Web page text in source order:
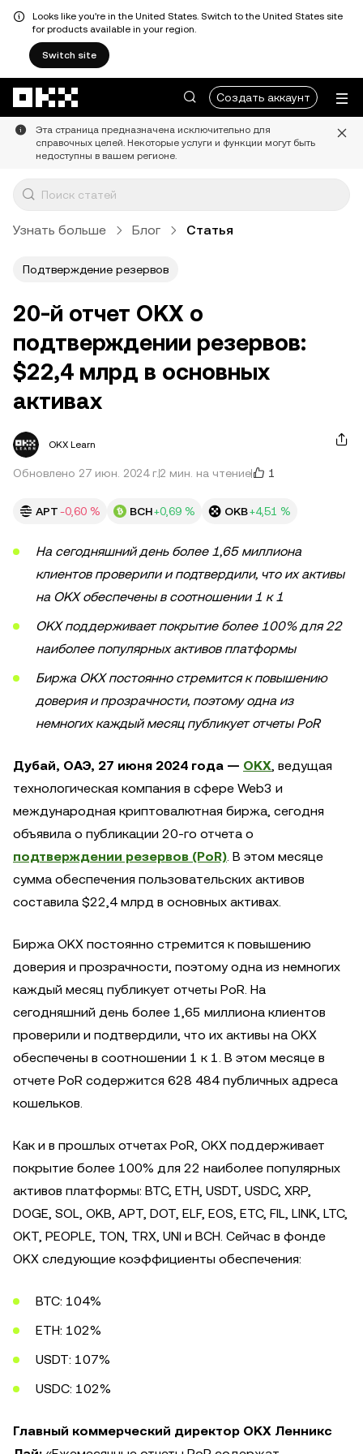
Looks like you're in the United States. Switch to the United States site
for products available in your region.
Switch site
Создать аккаунт
Эта страница предназначена исключительно для
справочных целей. Некоторые услуги и функции могут быть
недоступны в вашем регионе.
Узнать больше Блог Статья
Подтверждение резервов
20-й отчет OKX о
подтверждении резервов:
$22,4 млрд в основных
активах
OKX Learn
Обновлено 27 июн. 2024 г. 2 мин. на чтение 1
APT-0,60 % BCH+0,69 % OKB+4,51 %
На сегодняшний день более 1,65 миллиона
клиентов проверили и подтвердили, что их активы
на OKX обеспечены в соотношении 1 к 1
OKX поддерживает покрытие более 100% для 22
наиболее популярных активов платформы
Биржа OKX постоянно стремится к повышению
доверия и прозрачности, поэтому одна из
немногих каждый месяц публикует отчеты PoR
Дубай, ОАЭ, 27 июня 2024 года — OKX, ведущая
технологическая компания в сфере Web3 и
международная криптовалютная биржа, сегодня
объявила о публикации 20-го отчета о
подтверждении резервов (PoR). В этом месяце
сумма обеспечения пользовательских активов
составила $22,4 млрд в основных активах.
Биржа OKX постоянно стремится к повышению
доверия и прозрачности, поэтому одна из немногих
каждый месяц публикует отчеты PoR. На
сегодняшний день более 1,65 миллиона клиентов
проверили и подтвердили, что их активы на OKX
обеспечены в соотношении 1 к 1. В этом месяце в
отчете PoR содержится 628 484 публичных адреса
кошельков.
Как и в прошлых отчетах PoR, OKX поддерживает
покрытие более 100% для 22 наиболее популярных
активов платформы: BTC, ETH, USDT, USDC, XRP,
DOGE, SOL, OKB, APT, DOT, ELF, EOS, ETC, FIL, LINK, LTC,
OKT, PEOPLE, TON, TRX, UNI и BCH. Сейчас в фонде
OKX следующие коэффициенты обеспечения:
BTC: 104%
ETH: 102%
USDT: 107%
USDC: 102%
Главный коммерческий директор OKX Ленникс